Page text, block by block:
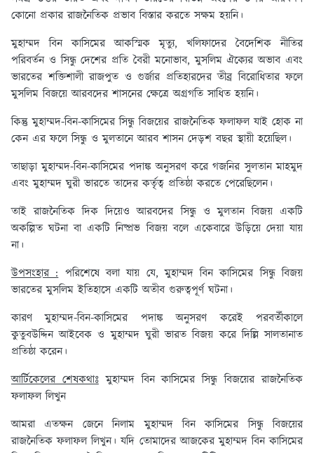
কোনো প্রকার রাজনৈতিক প্রভাব বিস্তার করতে সক্ষম হয়নি।
মুহাম্মদ বিন কাসিমের আকস্মিক মৃত্যু, খলিফাদের বৈদেশিক নীতির
পরিবর্তন ও সিন্ধু দেশের প্রতি বৈরী মনোভাব, মুসলিম ঐক্যের অভাব এবং
ভারতের শক্তিশালী রাজপুত ও গুর্জার প্রতিহারদের তীব্র বিরোধিতার ফলে
মুসলিম বিজয়ে আরবদের শাসনের ক্ষেত্রে অগ্রগতি সাধিত হয়নি।
কিন্তু মুহাম্মদ-বিন-কাসিমের সিন্ধু বিজয়ের রাজনৈতিক ফলাফল যাই হোক না
কেন এর ফলে সিন্ধু ও মুলতানে আরব শাসন দেড়শ বছর স্থায়ী হয়েছিল।
তাছাড়া মুহাম্মদ-বিন-কাসিমের পদাঙ্ক অনুসরণ করে গজনির সুলতান মাহমুদ
এবং মুহাম্মদ ঘুরী ভারতে তাদের কর্তৃত্ব প্রতিষ্ঠা করতে পেরেছিলেন।
তাই রাজনৈতিক দিক দিয়েও আরবদের সিন্ধু ও মুলতান বিজয় একটি
অকল্পিত ঘটনা বা একটি নিষ্প্রভ বিজয় বলে একেবারে উড়িয়ে দেয়া যায়
না।
উপসংহার :পরিশেষে বলা যায় যে, মুহাম্মদ বিন কাসিমের সিন্ধু বিজয়
ভারতের মুসলিম ইতিহাসে একটি অতীব গুরুত্বপূর্ণ ঘটনা।
কারণ মুহাম্মদ-বিন-কাসিমের পদাঙ্ক অনুসরণ করেই পরবর্তীকালে
কুতুবউদ্দিন আইবেক ও মুহাম্মদ ঘুরী ভারত বিজয় করে দিল্লি সালতানাত
প্রতিষ্ঠা করেন।
আর্টিকেলের শেষকথাঃমুহাম্মদ বিন কাসিমের সিন্ধু বিজয়ের রাজনৈতিক
ফলাফল লিখুন
আমরা এতক্ষন জেনে নিলাম মুহাম্মদ বিন কাসিমের সিন্ধু বিজয়ের
রাজনৈতিক ফলাফল লিখুন। যদি তোমাদের আজকের মুহাম্মদ বিন কাসিমের